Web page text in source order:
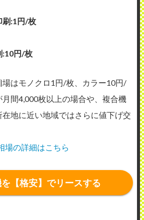
刷:1円/枚
:10円/枚
場はモノクロ1円/枚、カラー10円/
間4,000枚以上の場合や、複合機
地に近い地域ではさらに値下げ交
場の詳細はこちら
【格安】でリースする